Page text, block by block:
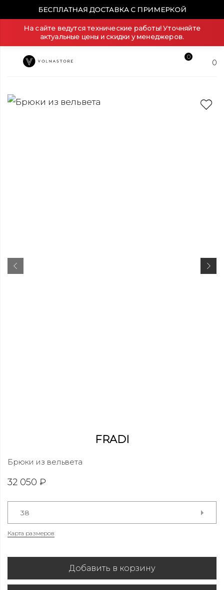
БЕСПЛАТНАЯ ДОСТАВКА С ПРИМЕРКОЙ
На сайте ведутся технические работы! Уточняйте
актуальные цены и скидки у менеджеров.
0
0
FRADI
Брюки из вельвета
32 050 ₽
38
Карта размеров
Добавить в корзину